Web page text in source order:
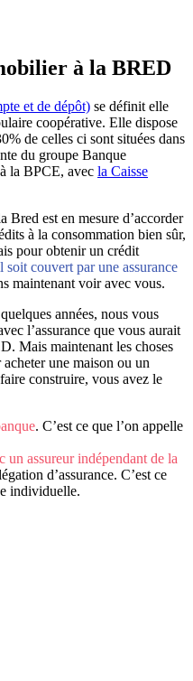
à la BRED
et de dépôt) se définit elle
coopérative. Elle dispose
de celles ci sont situées dans
du groupe Banque
la BPCE, avec la Caisse
Bred est en mesure d’accorder
à la consommation bien sûr,
pour obtenir un crédit
soit couvert par une assurance
maintenant voir avec vous.
années, nous vous
l’assurance que vous aurait
Mais maintenant les choses
une maison ou un
construire, vous avez le
. C’est ce que l’on appelle
un assureur indépendant de la
d’assurance. C’est ce
individuelle.